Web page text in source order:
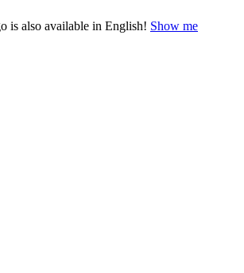
is also available in English! Show me